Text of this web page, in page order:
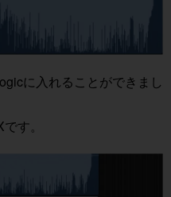
に入れることができまし
す。